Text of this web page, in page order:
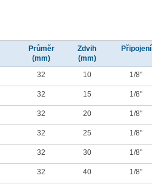
Průměr
(mm)
Zdvih
(mm)
Připojení
32 10 1/8"
32 15 1/8"
32 20 1/8"
32 25 1/8"
32 30 1/8"
32 40 1/8"